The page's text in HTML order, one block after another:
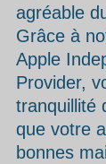
agréable
Grâce à
Apple
Provider,
tranquillité
que votre
bonnes